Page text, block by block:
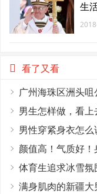
生
看了又看
广州海珠区洲头
男生怎样做，看
男性穿紧身衣怎
这4个条件
颜值高！气质好
体育生追求冰雪
满身肌肉的新疆